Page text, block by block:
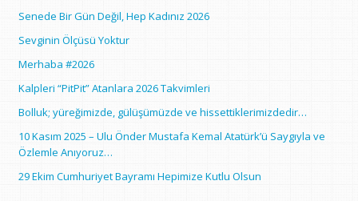
Senede Bir Gün Değil, Hep Kadınız 2026
Sevginin Ölçüsü Yoktur
Merhaba #2026
Kalpleri “PitPit” Atanlara 2026 Takvimleri
Bolluk; yüreğimizde, gülüşümüzde ve hissettiklerimizdedir…
10 Kasım 2025 – Ulu Önder Mustafa Kemal Atatürk’ü Saygıyla ve
Özlemle Anıyoruz…
29 Ekim Cumhuriyet Bayramı Hepimize Kutlu Olsun